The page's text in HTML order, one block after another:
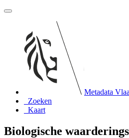
Metadata
Zoeken
Kaart
Biologische